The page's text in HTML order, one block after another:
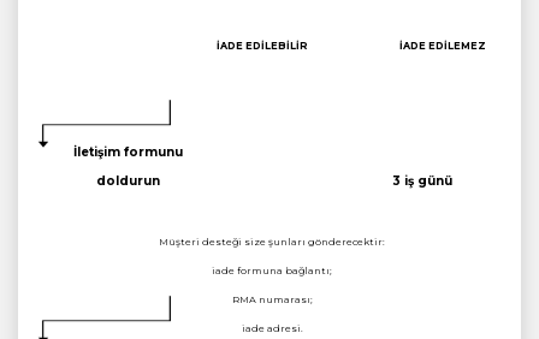
İADE EDİLEBİLİR İADE EDİLEMEZ
İletişim formunu
doldurun
3 iş günü
Müşteri desteği size şunları gönderecektir:
iade formuna bağlantı;
RMA numarası;
iade adresi.